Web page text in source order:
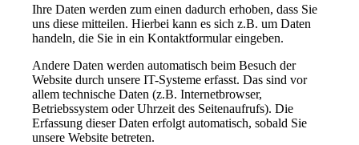
Ihre Daten werden zum einen dadurch erhoben, dass Sie
uns diese mitteilen. Hierbei kann es sich z.B. um Daten
handeln, die Sie in ein Kontaktformular eingeben.
Andere Daten werden automatisch beim Besuch der
Website durch unsere IT-Systeme erfasst. Das sind vor
allem technische Daten (z.B. Internetbrowser,
Betriebssystem oder Uhrzeit des Seitenaufrufs). Die
Erfassung dieser Daten erfolgt automatisch, sobald Sie
unsere Website betreten.